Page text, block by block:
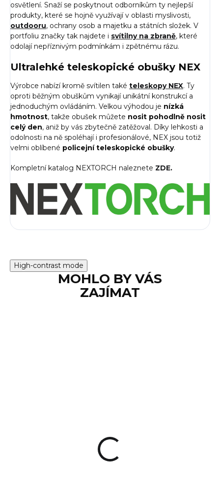
osvětlení. Snaží se poskytnout odborníkům ty nejlepší
produkty, které se hojně využívají v oblasti myslivosti,
outdooru, ochrany osob a majetku a státních složek. V
portfoliu značky tak najdete i svítilny na zbraně, které
odolají nepříznivým podmínkám i zpětnému rázu.
Ultralehké teleskopické obušky NEX
Výrobce nabízí kromě svítilen také teleskopy NEX. Ty
oproti běžným obuškům vynikají unikátní konstrukcí a
jednoduchým ovládáním. Velkou výhodou je nízká
hmotnost, takže obušek můžete nosit pohodlně nosit
celý den, aniž by vás zbytečně zatěžoval. Díky lehkosti a
odolnosti na ně spoléhají i profesionálové, NEX jsou totiž
velmi oblíbené policejní teleskopické obušky.
Kompletní katalog NEXTORCH naleznete ZDE.
High-contrast mode
MOHLO BY VÁS
ZAJÍMAT